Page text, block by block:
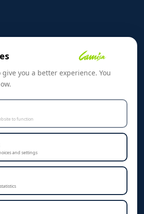
give you a better experience. You
to function
and settings